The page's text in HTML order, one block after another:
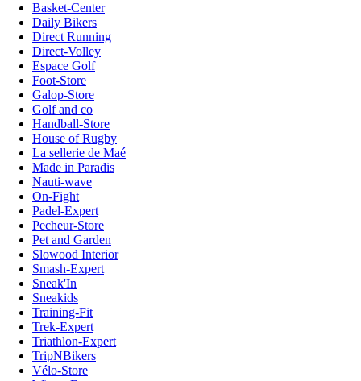
Basket-Center
Daily Bikers
Direct Running
Direct-Volley
Espace Golf
Foot-Store
Galop-Store
Golf and co
Handball-Store
House of Rugby
La sellerie de Maé
Made in Paradis
Nauti-wave
On-Fight
Padel-Expert
Pecheur-Store
Pet and Garden
Slowood Interior
Smash-Expert
Sneak'In
Sneakids
Training-Fit
Trek-Expert
Triathlon-Expert
TripNBikers
Vélo-Store